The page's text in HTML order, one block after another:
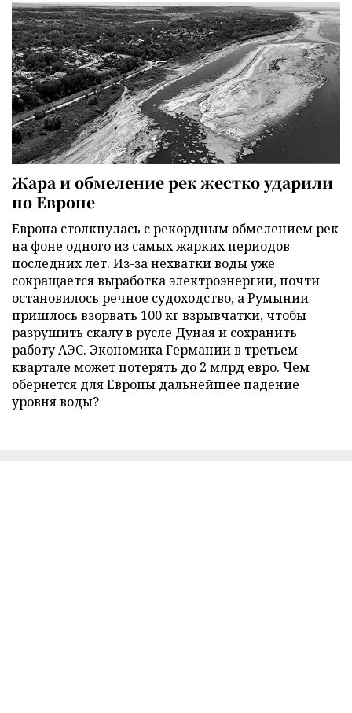
Жара и обмеление рек жестко ударили
по Европе
Европа столкнулась с рекордным обмелением рек
на фоне одного из самых жарких периодов
последних лет. Из-за нехватки воды уже
сокращается выработка электроэнергии, почти
остановилось речное судоходство, а Румынии
пришлось взорвать 100 кг взрывчатки, чтобы
разрушить скалу в русле Дуная и сохранить
работу АЭС. Экономика Германии в третьем
квартале может потерять до 2 млрд евро. Чем
обернется для Европы дальнейшее падение
уровня воды?